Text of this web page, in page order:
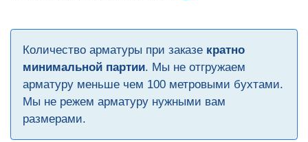
Количество арматуры при заказе кратно
минимальной партии. Мы не отгружаем
арматуру меньше чем 100 метровыми бухтами.
Мы не режем арматуру нужными вам
размерами.